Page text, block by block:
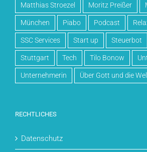
Matthias Stroezel Moritz Preißer
München Piabo Podcast
SSC Services Start up Steuerbot
Stuttgart Tech Tilo Bonow
Unternehmerin Über Gott und die
RECHTLICHES
Datenschutz